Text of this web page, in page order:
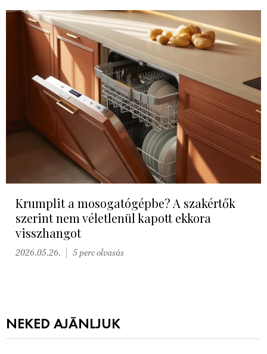
Krumplit a mosogatógépbe? A szakértők
szerint nem véletlenül kapott ekkora
visszhangot
2026.05.26. 5 perc olvasás
NEKED AJÁNLJUK